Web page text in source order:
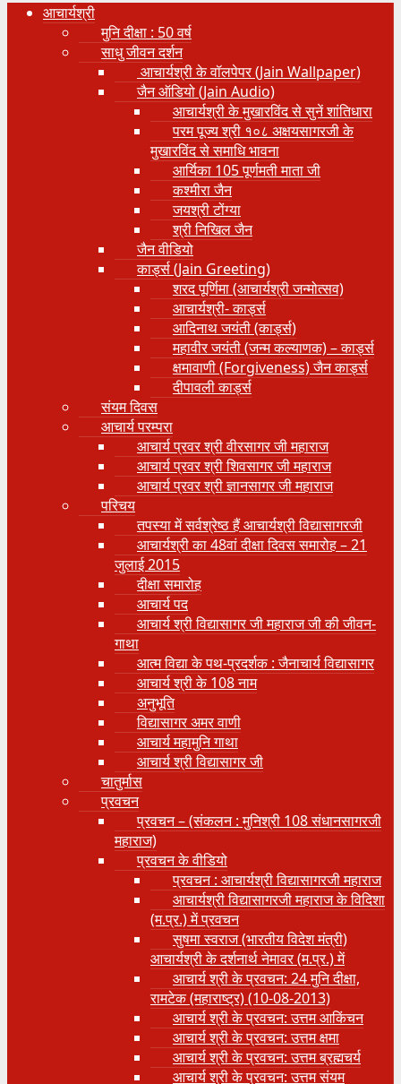
आचार्यश्री
मुनि दीक्षा : 50 वर्ष
साधु जीवन दर्शन
आचार्यश्री के वॉलपेपर (Jain Wallpaper)
जैन ऑडियो (Jain Audio)
आचार्यश्री के मुखारविंद से सुनें शांतिधारा
परम पूज्य श्री १०८ अक्षयसागरजी के
मुखारविंद से समाधि भावना
आर्यिका 105 पूर्णमती माता जी
कश्मीरा जैन
जयश्री टोंग्या
श्री निखिल जैन
जैन वीडियो
कार्ड्स (Jain Greeting)
शरद पूर्णिमा (आचार्यश्री जन्मोत्सव)
आचार्यश्री- कार्ड्स
आदिनाथ जयंती (कार्ड्स)
महावीर जयंती (जन्म कल्याणक) – कार्ड्स
क्षमावाणी (Forgiveness) जैन कार्ड्स
दीपावली कार्ड्स
संयम दिवस
आचार्य परम्परा
आचार्य प्रवर श्री वीरसागर जी महाराज
आचार्य प्रवर श्री शिवसागर जी महाराज
आचार्य प्रवर श्री ज्ञानसागर जी महाराज
परिचय
तपस्या में सर्वश्रेष्ठ हैं आचार्यश्री विद्यासागरजी
आचार्यश्री का 48वां दीक्षा दिवस समारोह – 21
जुलाई 2015
दीक्षा समारोह
आचार्य पद
आचार्य श्री विद्यासागर जी महाराज जी की जीवन-
गाथा
आत्म विद्या के पथ-प्रदर्शक : जैनाचार्य विद्यासागर
आचार्य श्री के 108 नाम
अनुभूति
विद्यासागर अमर वाणी
आचार्य महामुनि गाथा
आचार्य श्री विद्यासागर जी
चातुर्मास
प्रवचन
प्रवचन – (संकलन : मुनिश्री 108 संधानसागरजी
महाराज)
प्रवचन के वीडियो
प्रवचन : आचार्यश्री ‍विद्यासागरजी महाराज
आचार्यश्री विद्यासागरजी महाराज के विदिशा
(म.प्र.) में प्रवचन
सुषमा स्वराज (भारतीय विदेश मंत्री)
आचार्यश्री के दर्शनार्थ नेमावर (म.प्र.) में
आचार्य श्री के प्रवचन: 24 मुनि दीक्षा,
रामटेक (महाराष्ट्र) (10-08-2013)
आचार्य श्री के प्रवचन: उत्तम आकिंचन
आचार्य श्री के प्रवचन: उत्तम क्षमा
आचार्य श्री के प्रवचन: उत्तम ब्रह्मचर्य
आचार्य श्री के प्रवचन: उत्तम संयम